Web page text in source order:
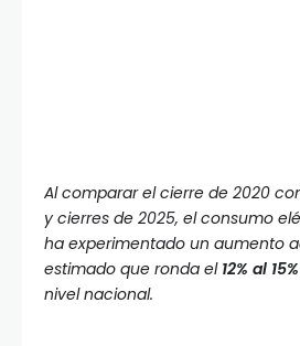
Al comparar el cierre de 2020
y cierres de 2025, el consumo
ha experimentado un aumento
estimado que ronda el 12% al 15%
nivel nacional.